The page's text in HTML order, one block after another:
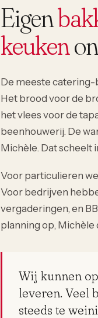
Eigen
keuken
De meeste catering-
Het brood voor de
het vlees voor de
beenhouwerij. De
Michèle. Dat scheelt
Voor particulieren
Voor bedrijven
vergaderingen, en
planning op, Michèle
Wij kunnen
leveren. Veel
steeds te